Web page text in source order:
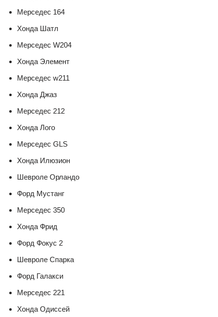
Мерседес 164
Хонда Шатл
Мерседес W204
Хонда Элемент
Мерседес w211
Хонда Джаз
Мерседес 212
Хонда Лого
Мерседес GLS
Хонда Илюзион
Шевроле Орландо
Форд Мустанг
Мерседес 350
Хонда Фрид
Форд Фокус 2
Шевроле Спарка
Форд Галакси
Мерседес 221
Хонда Одиссей